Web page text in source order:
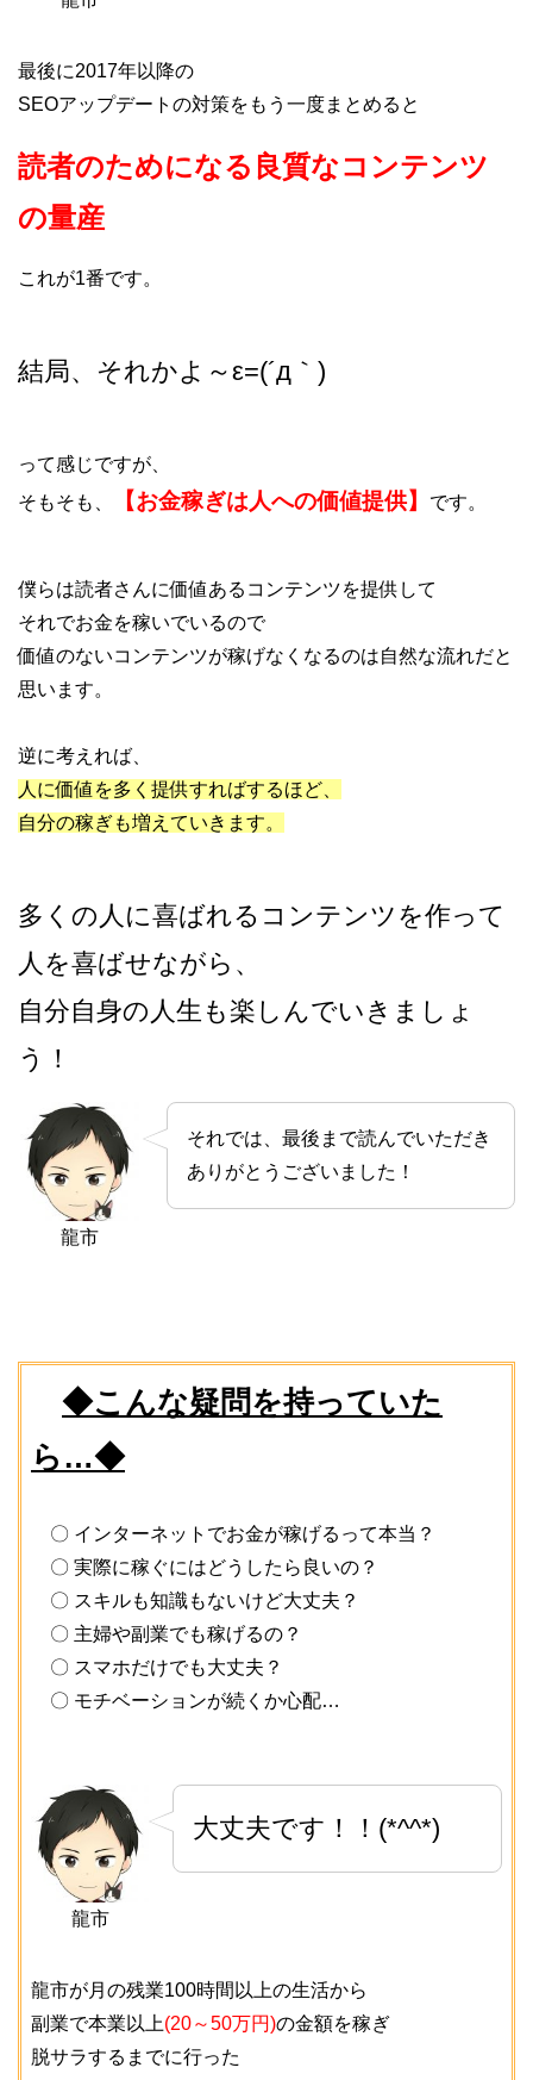
最後に2017年以降の
SEOアップデートの対策をもう一度まとめると
読者のためになる良質なコンテンツ
の量産
これが1番です。
結局、それかよ～ε=(´д｀)
って感じですが、
そもそも、
【お金稼ぎは人への価値提供】 です。
僕らは読者さんに価値あるコンテンツを提供して
それでお金を稼いでいるので
価値のないコンテンツが稼げなくなるのは自然な流れだと
思います。
逆に考えれば、
人に価値を多く提供すればするほど、
自分の稼ぎも増えていきます。
多くの人に喜ばれるコンテンツを作って
人を喜ばせながら、
自分自身の人生も楽しんでいきましょ
う！
龍市
それでは、最後まで読んでいただき
ありがとうございました！
◆こんな疑問を持っていた
ら…◆
〇 インターネットでお金が稼げるって本当？
〇 実際に稼ぐにはどうしたら良いの？
〇 スキルも知識もないけど大丈夫？
〇 主婦や副業でも稼げるの？
〇 スマホだけでも大丈夫？
〇 モチベーションが続くか心配…
龍市
大丈夫です！！(*^^*)
龍市が月の残業100時間以上の生活から
副業で本業以上(20～50万円)の金額を稼ぎ
脱サラするまでに行った